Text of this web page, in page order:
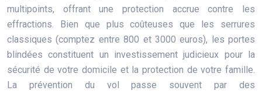
multipoints, offrant une protection accrue contre les
effractions. Bien que plus coûteuses que les serrures
classiques (comptez entre 800 et 3000 euros), les portes
blindées constituent un investissement judicieux pour la
sécurité de votre domicile et la protection de votre famille.
La prévention du vol passe souvent par des